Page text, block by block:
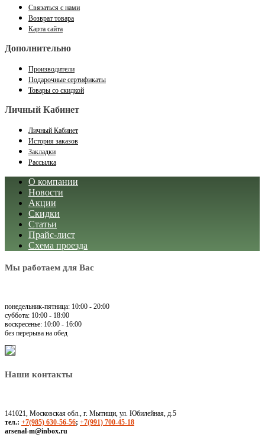
Связаться с нами
Возврат товара
Карта сайта
Дополнительно
Производители
Подарочные сертификаты
Товары со скидкой
Личный Кабинет
Личный Кабинет
История заказов
Закладки
Рассылка
О компании
Новости
Акции
Скидки
Статьи
Прайс-лист
Схема проезда
Мы работаем для Вас
понедельник-пятница: 10:00 - 20:00
суббота: 10:00 - 18:00
воскресенье: 10:00 - 16:00
без перерыва на обед
Наши контакты
141021, Московская обл., г. Мытищи, ул. Юбилейная, д.5
тел.: +7(985) 630-56-56; +7(991) 700-45-18
arsenal-m@inbox.ru